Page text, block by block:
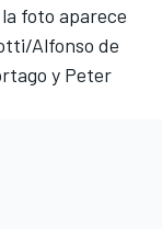
foto aparece
Alfonso de
y Peter